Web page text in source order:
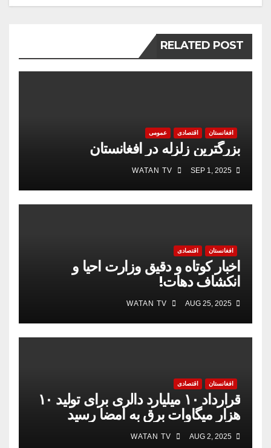
RELATED POST
افغانستان اقتصادی عمومی
بزرگترین زلزله در افغانستان
افغانستان اقتصادی
اخبار کوتاه و دقیق وزارت احیا و
انکشاف دهات!
افغانستان اقتصادی
قرارداد ۱۰ میلیارد دالری برای تولید ۱۰
هزار میگاوات برق به امضا رسید